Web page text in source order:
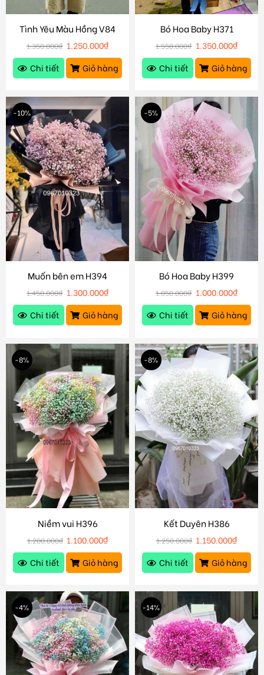
Tình Yêu Màu Hồng V84
1.350.000₫ 1.250.000₫
Chi tiết
Giỏ hàng
Bó Hoa Baby H371
1.550.000₫ 1.350.000₫
Chi tiết
Giỏ hàng
-10%
Muốn bên em H394
1.450.000₫ 1.300.000₫
Chi tiết
Giỏ hàng
-5%
Bó Hoa Baby H399
1.050.000₫ 1.000.000₫
Chi tiết
Giỏ hàng
-8%
Niềm vui H396
1.200.000₫ 1.100.000₫
Chi tiết
Giỏ hàng
-8%
Kết Duyên H386
1.250.000₫ 1.150.000₫
Chi tiết
Giỏ hàng
-4% -14%